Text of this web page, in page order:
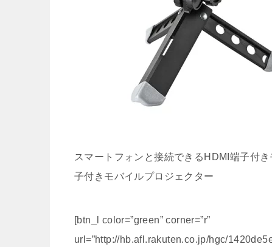
スマートフォンと接続できるHDMI端子付
子付きモバイルプロジェクター
[btn_l color=”green” corner=”r”
url=”http://hb.afl.rakuten.co.jp/hgc/